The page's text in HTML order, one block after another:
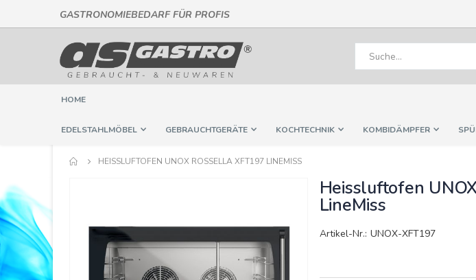
GASTRONOMIEBEDARF FÜR PROFIS
zum
Inhalt
HOME
EDELSTAHLMÖBEL GEBRAUCHTGERÄTE KOCHTECHNIK KOMBIDÄMPFER
HEISSLUFTOFEN UNOX ROSSELLA XFT197 LINEMISS
Bildergalerie
Heissluftofen
LineMiss
Artikel-Nr.: UNOX-XFT197